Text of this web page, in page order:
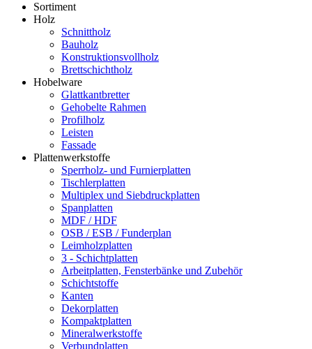
Sortiment
Holz
Schnittholz
Bauholz
Konstruktionsvollholz
Brettschichtholz
Hobelware
Glattkantbretter
Gehobelte Rahmen
Profilholz
Leisten
Fassade
Plattenwerkstoffe
Sperrholz- und Furnierplatten
Tischlerplatten
Multiplex und Siebdruckplatten
Spanplatten
MDF / HDF
OSB / ESB / Funderplan
Leimholzplatten
3 - Schichtplatten
Arbeitplatten, Fensterbänke und Zubehör
Schichtstoffe
Kanten
Dekorplatten
Kompaktplatten
Mineralwerkstoffe
Verbundplatten